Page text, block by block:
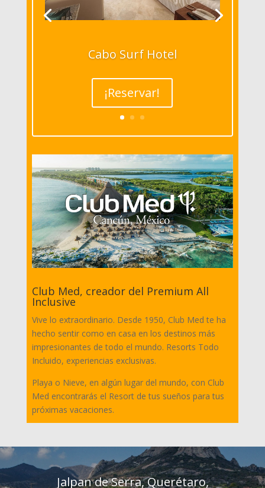
Cabo Surf Hotel
¡Reservar!
Club Med, creador del Premium All
Inclusive
Vive lo extraordinario. Desde 1950, Club Med te ha
hecho sentir como en casa en los destinos más
impresionantes de todo el mundo. Resorts Todo
Incluido, experiencias exclusivas.
Playa o Nieve, en algún lugar del mundo, con Club
Med encontrarás el Resort de tus sueños para tus
próximas vacaciones.
Jalpan de Serra, Querétaro,